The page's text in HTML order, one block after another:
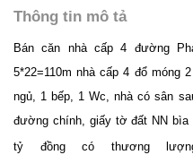
Thông tin mô tả
Bán căn nhà cấp 4 đường
5*22=110m nhà cấp 4 đổ móng
ngủ, 1 bếp, 1 Wc, nhà có sân
đường chính, giấy tờ đất NN
tỷ đồng có thương